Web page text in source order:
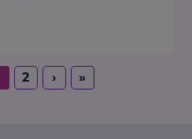
2 › »